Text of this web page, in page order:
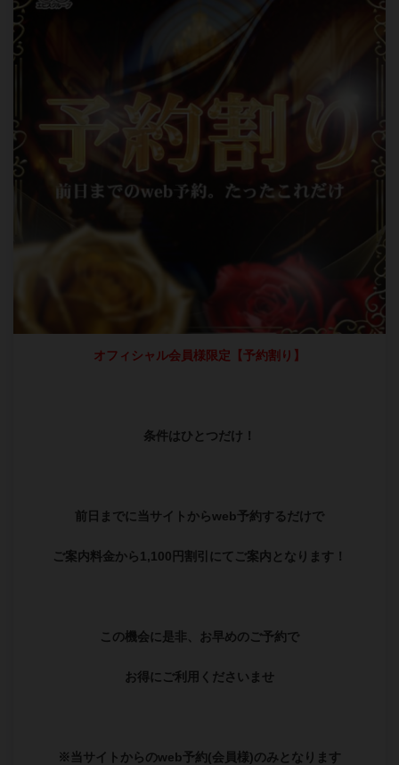
オフィシャル会員様限定【予約割り】
条件はひとつだけ！
前日までに当サイトからweb予約するだけで
ご案内料金から1,100円割引にてご案内となります！
この機会に是非、お早めのご予約で
お得にご利用くださいませ
※当サイトからのweb予約(会員様)のみとなります